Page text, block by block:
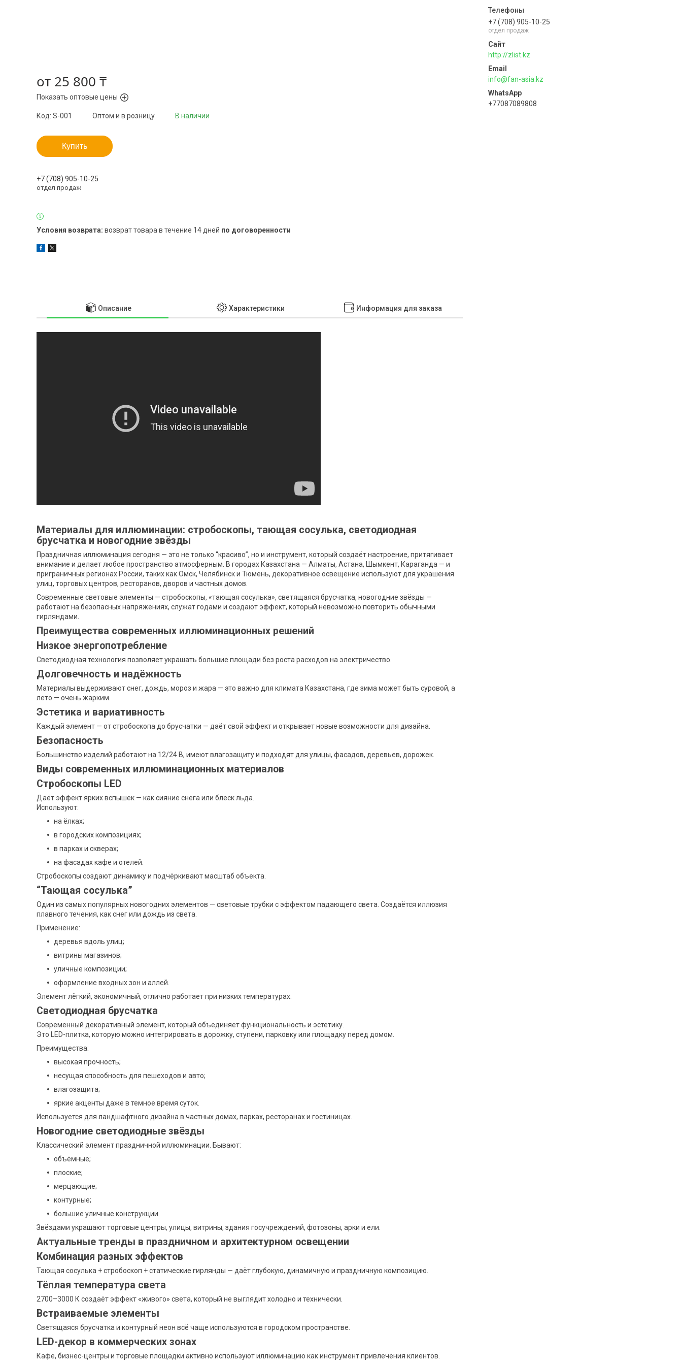
+7 (708) 905-10-25
отдел продаж
http://zlist.kz
info@fan-asia.kz
+77087089808
от 25 800 ₸
Показать оптовые цены
В наличии
Оптом и в розницу
Код: S-001
Купить
+7 (708) 905-10-25
отдел продаж
возврат товара в течение 14 дней по договоренности
Описание Характеристики Информация для заказа
Материалы для иллюминации: стробоскопы, тающая сосулька, светодиодная
брусчатка и новогодние звёзды
Праздничная иллюминация сегодня — это не только “красиво”, но и инструмент, который создаёт настроение, притягивает
внимание и делает любое пространство атмосферным. В городах Казахстана — Алматы, Астана, Шымкент, Караганда — и
приграничных регионах России, таких как Омск, Челябинск и Тюмень, декоративное освещение используют для украшения
улиц, торговых центров, ресторанов, дворов и частных домов.
Современные световые элементы — стробоскопы, «тающая сосулька», светящаяся брусчатка, новогодние звёзды —
работают на безопасных напряжениях, служат годами и создают эффект, который невозможно повторить обычными
гирляндами.
Преимущества современных иллюминационных решений
Низкое энергопотребление
Светодиодная технология позволяет украшать большие площади без роста расходов на электричество.
Долговечность и надёжность
Материалы выдерживают снег, дождь, мороз и жара — это важно для климата Казахстана, где зима может быть суровой, а
лето — очень жарким.
Эстетика и вариативность
Каждый элемент — от стробоскопа до брусчатки — даёт свой эффект и открывает новые возможности для дизайна.
Безопасность
Большинство изделий работают на 12/24 В, имеют влагозащиту и подходят для улицы, фасадов, деревьев, дорожек.
Виды современных иллюминационных материалов
Стробоскопы LED
Даёт эффект ярких вспышек — как сияние снега или блеск льда.
Используют:
на ёлках;
в городских композициях;
в парках и скверах;
на фасадах кафе и отелей.
Стробоскопы создают динамику и подчёркивают масштаб объекта.
“Тающая сосулька”
Один из самых популярных новогодних элементов — световые трубки с эффектом падающего света. Создаётся иллюзия
плавного течения, как снег или дождь из света.
Применение:
деревья вдоль улиц;
витрины магазинов;
уличные композиции;
оформление входных зон и аллей.
Элемент лёгкий, экономичный, отлично работает при низких температурах.
Светодиодная брусчатка
Современный декоративный элемент, который объединяет функциональность и эстетику.
Это LED-плитка, которую можно интегрировать в дорожку, ступени, парковку или площадку перед домом.
Преимущества:
высокая прочность;
несущая способность для пешеходов и авто;
влагозащита;
яркие акценты даже в темное время суток.
Используется для ландшафтного дизайна в частных домах, парках, ресторанах и гостиницах.
Новогодние светодиодные звёзды
Классический элемент праздничной иллюминации. Бывают:
объёмные;
плоские;
мерцающие;
контурные;
большие уличные конструкции.
Звёздами украшают торговые центры, улицы, витрины, здания госучреждений, фотозоны, арки и ели.
Актуальные тренды в праздничном и архитектурном освещении
Комбинация разных эффектов
Тающая сосулька + стробоскоп + статические гирлянды — даёт глубокую, динамичную и праздничную композицию.
Тёплая температура света
2700–3000 К создаёт эффект «живого» света, который не выглядит холодно и технически.
Встраиваемые элементы
Светящаяся брусчатка и контурный неон всё чаще используются в городском пространстве.
LED-декор в коммерческих зонах
Кафе, бизнес-центры и торговые площадки активно используют иллюминацию как инструмент привлечения клиентов.